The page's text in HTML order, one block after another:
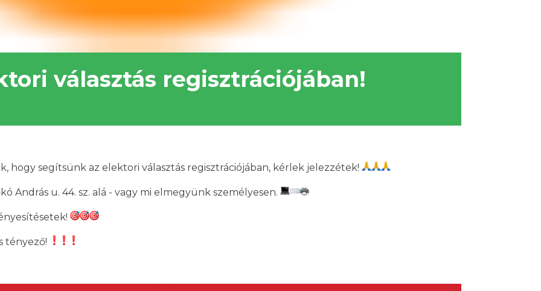
választás regisztrációjában!
hogy segítsünk az elektori választás regisztrációjában, kérlek jelezzétek!
András u. 44. sz. alá - vagy mi elmegyünk személyesen.
tényező!